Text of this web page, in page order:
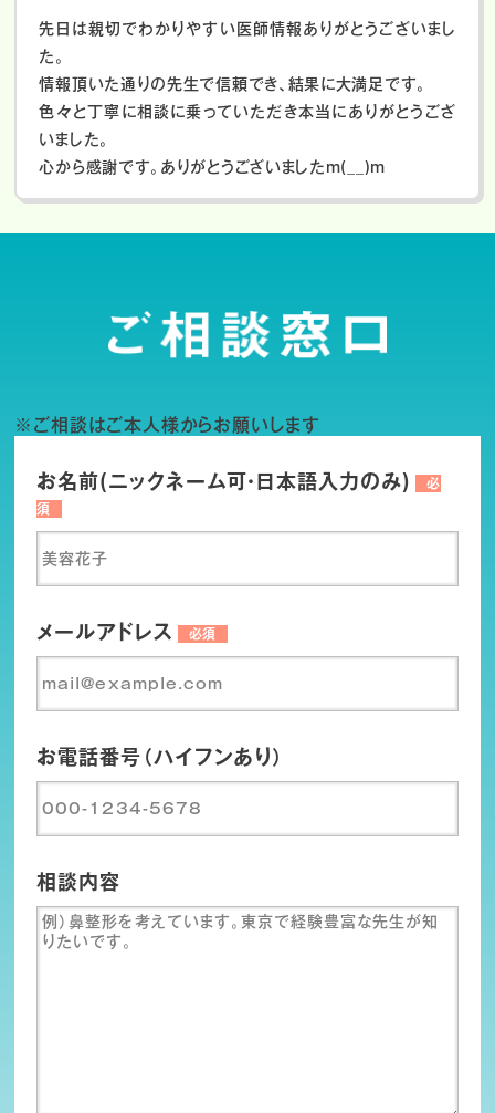
先日は親切でわかりやすい医師情報ありがとうございまし
た。
情報頂いた通りの先生で信頼でき、結果に大満足です。
色々と丁寧に相談に乗っていただき本当にありがとうござ
いました。
心から感謝です。ありがとうございましたm(__)m
※ご相談はご本人様からお願いします
お名前(ニックネーム可・日本語入力のみ)
必
須
メールアドレス 必須
お電話番号（ハイフンあり）
相談内容